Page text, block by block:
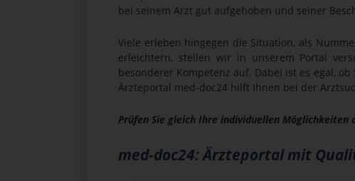
bei seinem Arzt gut aufgehoben und seiner
Viele erleben hingegen die Situation, als
erleichtern, stellen wir in unserem Portal
besonderer Kompetenz auf. Dabei ist es egal, ob
Ärzteportal med-doc24 hilft Ihnen bei der
Prüfen Sie gleich Ihre individuellen
med-doc24: Ärzteportal mit